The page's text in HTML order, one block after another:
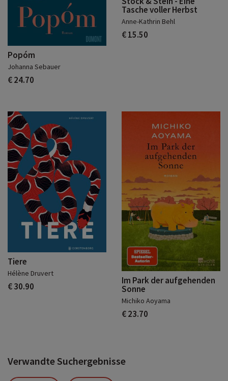
Popóm
Johanna Sebauer
€ 24.70
Tasche voller Herbst
Anne-Kathrin Behl
€ 15.50
Tiere
Hélène Druvert
€ 30.90
Im Park der aufgehenden
Sonne
Michiko Aoyama
€ 23.70
Verwandte Suchergebnisse